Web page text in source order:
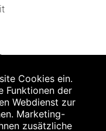
Vorrat reicht. Für Druck-
Cookies ein.
Funktionen der
Webdienst zur
Marketing-
zusätzliche